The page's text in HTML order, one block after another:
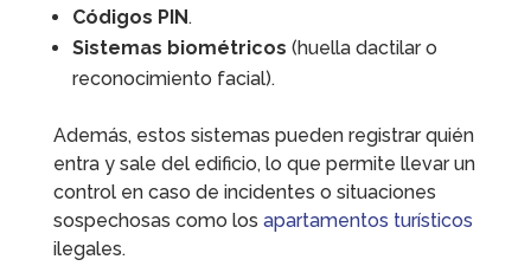
Códigos PIN.
Sistemas biométricos (huella dactilar o
reconocimiento facial).
Además, estos sistemas pueden registrar quién
entra y sale del edificio, lo que permite llevar un
control en caso de incidentes o situaciones
sospechosas como los apartamentos turísticos
ilegales.